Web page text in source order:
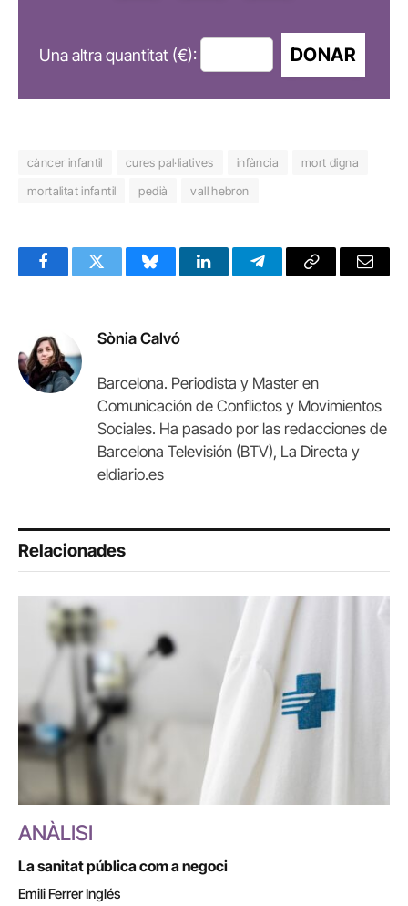
Una altra quantitat (€): DONAR
càncer infantil cures pal·liatives infància
mort digna
mortalitat infantil
pedià vall hebron
FacebookTwitter BlueskyLinkedInTelegramCopy
Email
Sònia Calvó
Barcelona. Periodista y Master en
Comunicación de Conflictos y Movimientos
Sociales. Ha pasado por las redacciones de
Barcelona Televisión (BTV), La Directa y
eldiario.es
Relacionades
ANÀLISI
La sanitat pública com a negoci
Emili Ferrer Inglés